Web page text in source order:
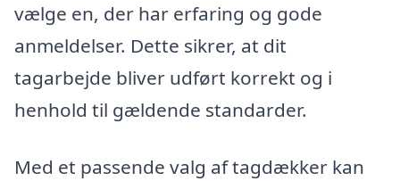
vælge en, der har erfaring og gode
anmeldelser. Dette sikrer, at dit
tagarbejde bliver udført korrekt og i
henhold til gældende standarder.
Med et passende valg af tagdækker kan